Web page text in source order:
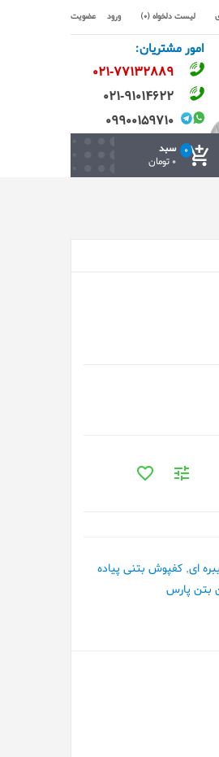
لیست دلخواه (0) ورود عضویت
امور مشتریان:
۰۲۱-۷۷۱٣۲۸۸۹
۰۲۱-۹۱۰۱۴۶۲۲
۰۹۹۰۰۱۵۹۷۱۰
سبد 0
0 تومان
ای, کفپوش بتنی پیاده
بتن پارس